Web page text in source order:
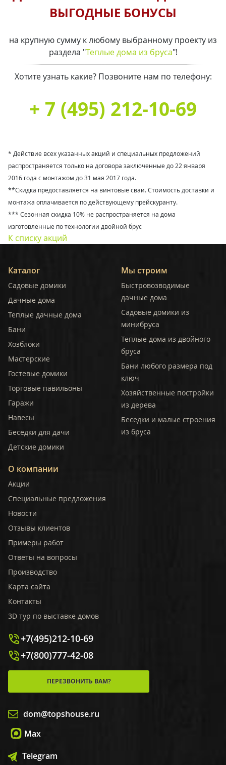
ВЫГОДНЫЕ БОНУСЫ
на крупную сумму к любому выбранному проекту из
раздела "Теплые дома из бруса"!
Хотите узнать какие? Позвоните нам по телефону:
+ 7 (495) 212-10-69
* Действие всех указанных акций и специальных предложений
распространяется только на договора заключенные до 22 января
2016 года с монтажом до 31 мая 2017 года.
**Скидка предоставляется на винтовые сваи. Стоимость доставки и
монтажа оплачивается по действующему прейскуранту.
*** Сезонная скидка 10% не распространяется на дома
изготовленные по технологии двойной брус
К списку акций
Каталог
Садовые домики
Дачные дома
Теплые дачные дома
Бани
Хозблоки
Мастерские
Гостевые домики
Торговые павильоны
Гаражи
Навесы
Беседки для дачи
Детские домики
Мы строим
Быстровозводимые
дачные дома
Садовые домики из
минибруса
Теплые дома из двойного
бруса
Бани любого размера под
ключ
Хозяйственные постройки
из дерева
Беседки и малые строения
из бруса
О компании
Акции
Специальные предложения
Новости
Отзывы клиентов
Примеры работ
Ответы на вопросы
Производство
Карта сайта
Контакты
3D тур по выставке домов
+7(495)212-10-69
+7(800)777-42-08
ПЕРЕЗВОНИТЬ ВАМ?
dom@topshouse.ru
Max
Telegram